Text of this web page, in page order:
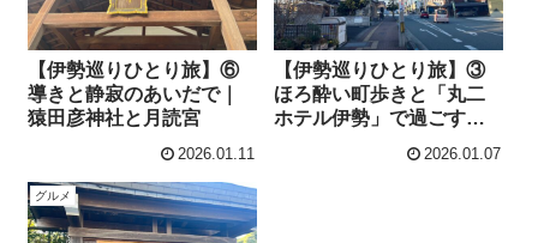
【伊勢巡りひとり旅】⑥
導きと静寂のあいだで｜
猿田彦神社と月読宮
2026.01.11
【伊勢巡りひとり旅】③
ほろ酔い町歩きと「丸二
ホテル伊勢」で過ごす年
2026.01.07
グルメ